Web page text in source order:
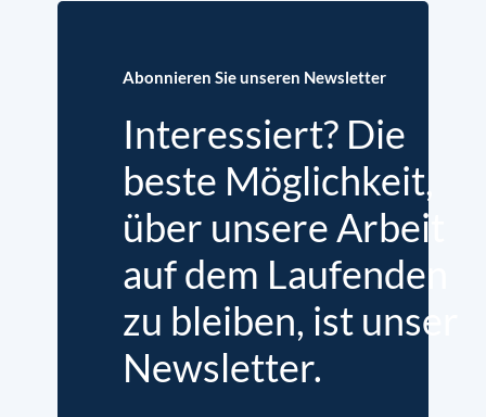
Abonnieren Sie unseren Newsletter
Interessiert? Die
beste Möglichkeit,
über unsere Arbeit
auf dem Laufenden
zu bleiben, ist unser
Newsletter.